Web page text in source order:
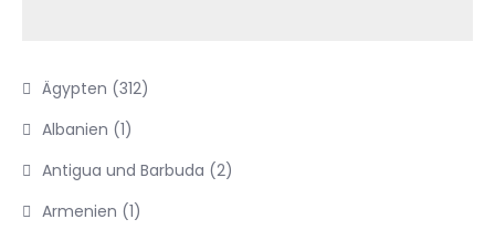
Ägypten (312)
Albanien (1)
Antigua und Barbuda (2)
Armenien (1)